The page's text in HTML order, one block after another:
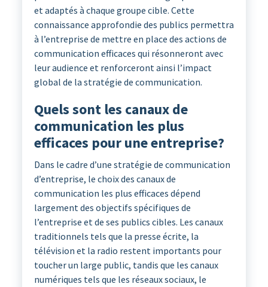
et adaptés à chaque groupe cible. Cette
connaissance approfondie des publics permettra
à l’entreprise de mettre en place des actions de
communication efficaces qui résonneront avec
leur audience et renforceront ainsi l’impact
global de la stratégie de communication.
Quels sont les canaux de
communication les plus
efficaces pour une entreprise?
Dans le cadre d’une stratégie de communication
d’entreprise, le choix des canaux de
communication les plus efficaces dépend
largement des objectifs spécifiques de
l’entreprise et de ses publics cibles. Les canaux
traditionnels tels que la presse écrite, la
télévision et la radio restent importants pour
toucher un large public, tandis que les canaux
numériques tels que les réseaux sociaux, le